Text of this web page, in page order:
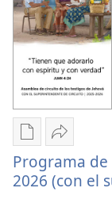
Escrituras
todos
los
días
2026
2026
Opciones
de
descarga
Compartir
de
Programa
2026 (con el